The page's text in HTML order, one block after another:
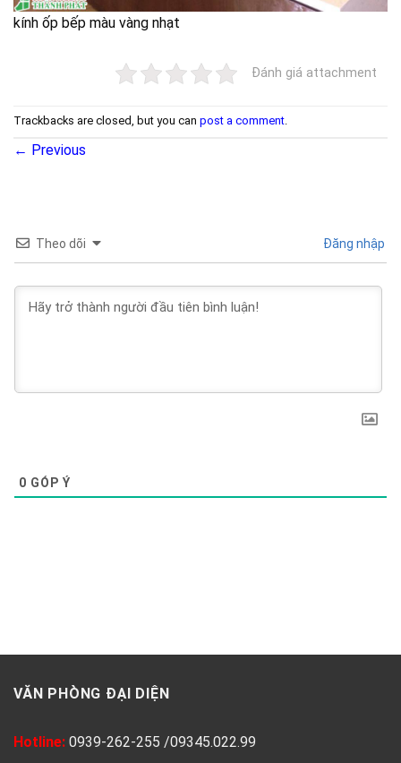
kính ốp bếp màu vàng nhạt
Đánh giá attachment
Trackbacks are closed, but you can post a comment.
← Previous
Theo dõi Đăng nhập
0 GÓP Ý
VĂN PHÒNG ĐẠI DIỆN
Hotline: 0939-262-255 /09345.022.99